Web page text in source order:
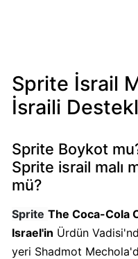
Pizza
Boykot
mu?
Pizza
Hut
Kimin
Sahibi
Kim?
Sprite İsrail
İsraili
Sprite Boykot
Sprite israil malı
mü?
Sprite The Coca-Cola
Israel'in Ürdün
yeri Shadmot